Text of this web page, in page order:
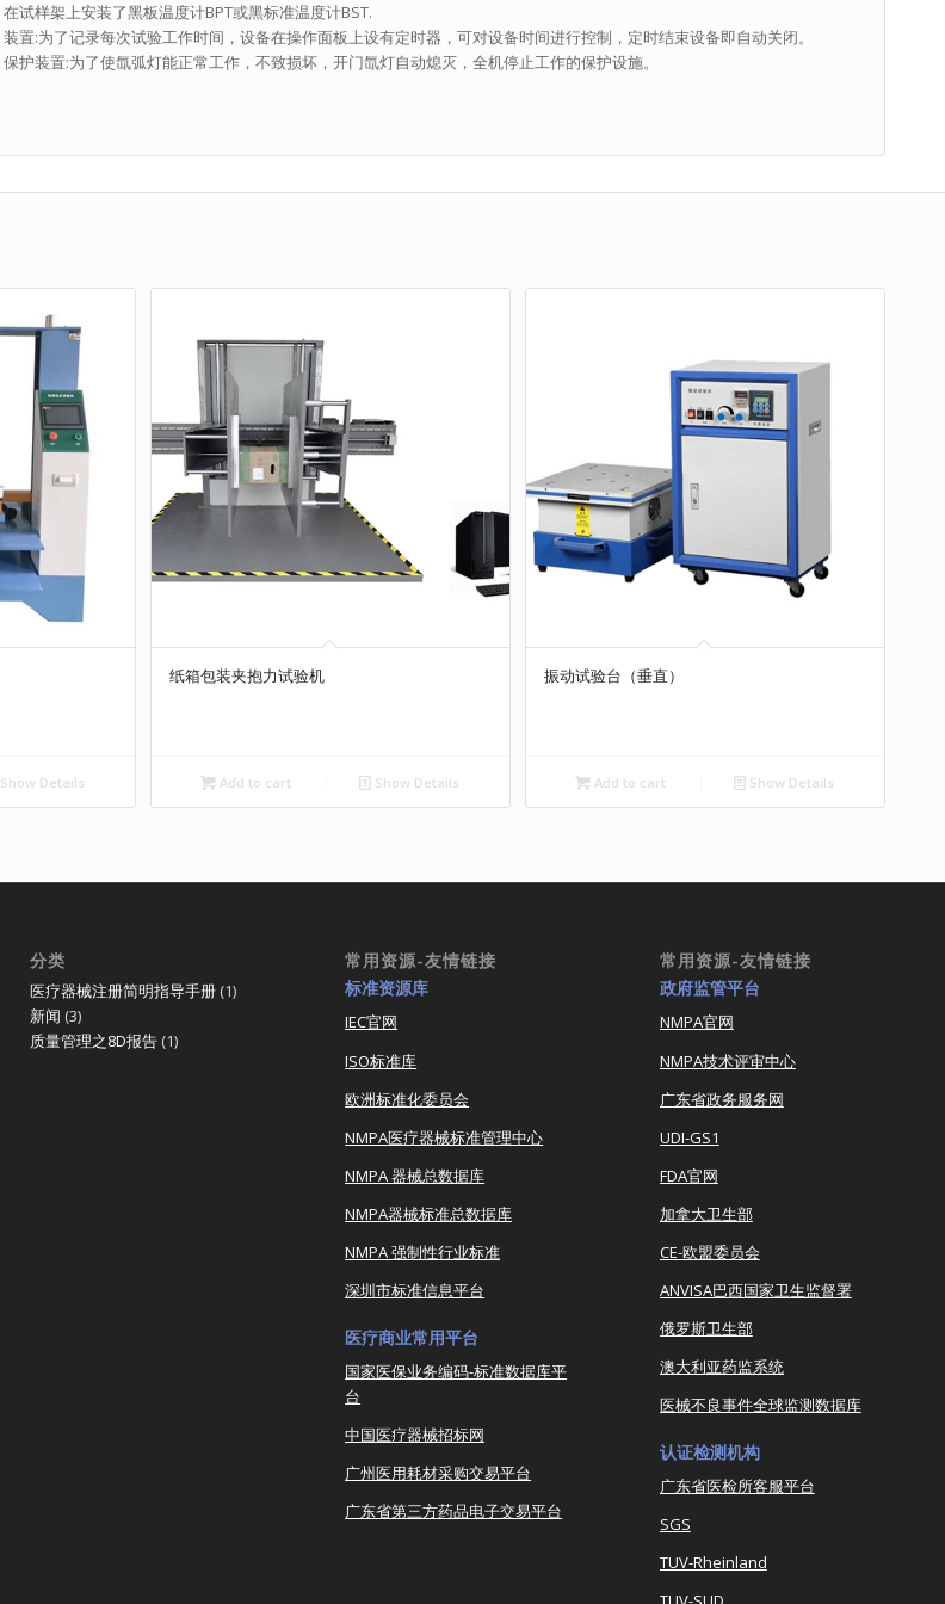
在试样架上安装了黑板温度计BPT或黑标准温度计BST.
装置:为了记录每次试验工作时间，设备在操作面板上设有定时器，可对设备时间进行控制，定时结束设备即自动关闭。
保护装置:为了使氙弧灯能正常工作，不致损坏，开门氙灯自动熄灭，全机停止工作的保护设施。
Show Details
纸箱包装夹抱力试验机
Add to cart Show Details
振动试验台（垂直）
Add to cart Show Details
分类
医疗器械注册简明指导手册 (1)
新闻 (3)
质量管理之8D报告 (1)
常用资源-友情链接
标准资源库
IEC官网
ISO标准库
欧洲标准化委员会
NMPA医疗器械标准管理中心
NMPA 器械总数据库
NMPA器械标准总数据库
NMPA 强制性行业标准
深圳市标准信息平台
医疗商业常用平台
国家医保业务编码-标准数据库平
台
中国医疗器械招标网
广州医用耗材采购交易平台
广东省第三方药品电子交易平台
常用资源-友情链接
政府监管平台
NMPA官网
NMPA技术评审中心
广东省政务服务网
UDI-GS1
FDA官网
加拿大卫生部
CE-欧盟委员会
ANVISA巴西国家卫生监督署
俄罗斯卫生部
澳大利亚药监系统
医械不良事件全球监测数据库
认证检测机构
广东省医检所客服平台
SGS
TUV-Rheinland